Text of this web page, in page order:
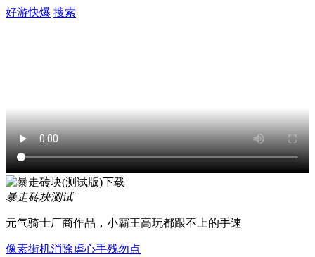
好游快爆 搜索
暴走砖块测试
元气骑士厂商作品，小霸王高玩都跟不上的手速
像素街机消除虐心手残勿点